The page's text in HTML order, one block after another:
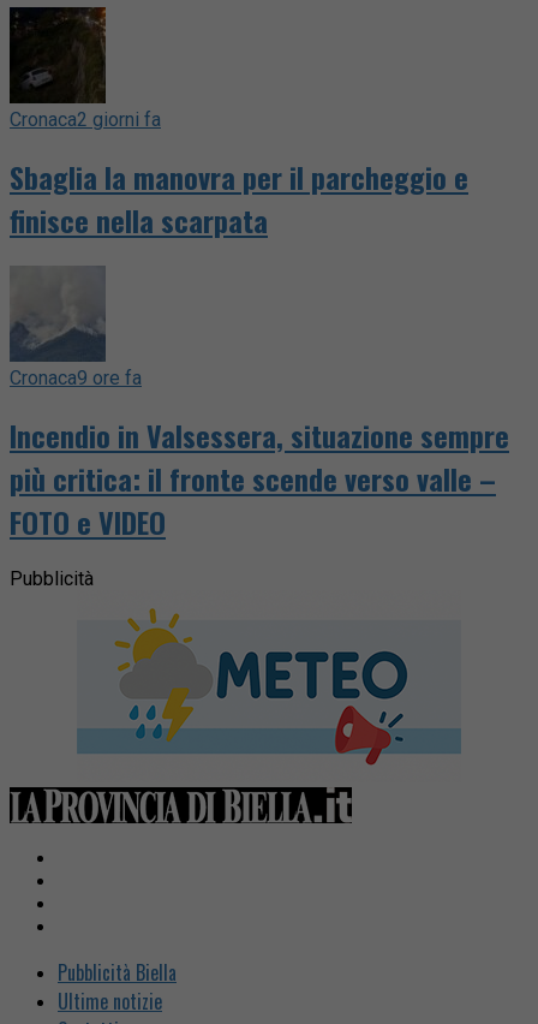
Cronaca2 giorni fa
Sbaglia la manovra per il parcheggio e
finisce nella scarpata
Cronaca9 ore fa
Incendio in Valsessera, situazione sempre
più critica: il fronte scende verso valle –
FOTO e VIDEO
Pubblicità
Pubblicità Biella
Ultime notizie